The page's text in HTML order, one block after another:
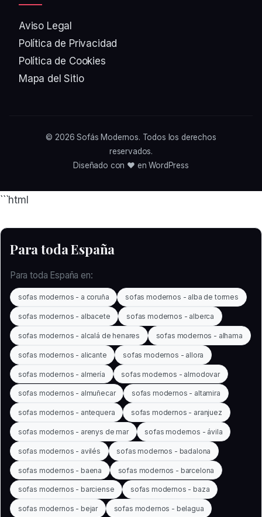
Aviso Legal
Política de Privacidad
Política de Cookies
Mapa del Sitio
© 2026Sofás Modernos. Todos los derechos
reservados.
Diseñado con ❤️ en WordPress
```html
Para toda España
Para toda España en:
sofas modernos - a coruña sofas modernos - alba de tormes
sofas modernos - albacete sofas modernos - alberca
sofas modernos - alcalá de henares sofas modernos - alhama
sofas modernos - alicante sofas modernos - allora
sofas modernos - almería sofas modernos - almodovar
sofas modernos - almuñecar sofas modernos - altamira
sofas modernos - antequera sofas modernos - aranjuez
sofas modernos - arenys de mar sofas modernos - ávila
sofas modernos - avilés sofas modernos - badalona
sofas modernos - baena sofas modernos - barcelona
sofas modernos - barciense sofas modernos - baza
sofas modernos - bejar sofas modernos - belagua